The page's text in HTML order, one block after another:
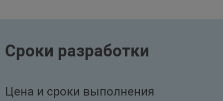
Сроки разработки
Цена и сроки выполнения